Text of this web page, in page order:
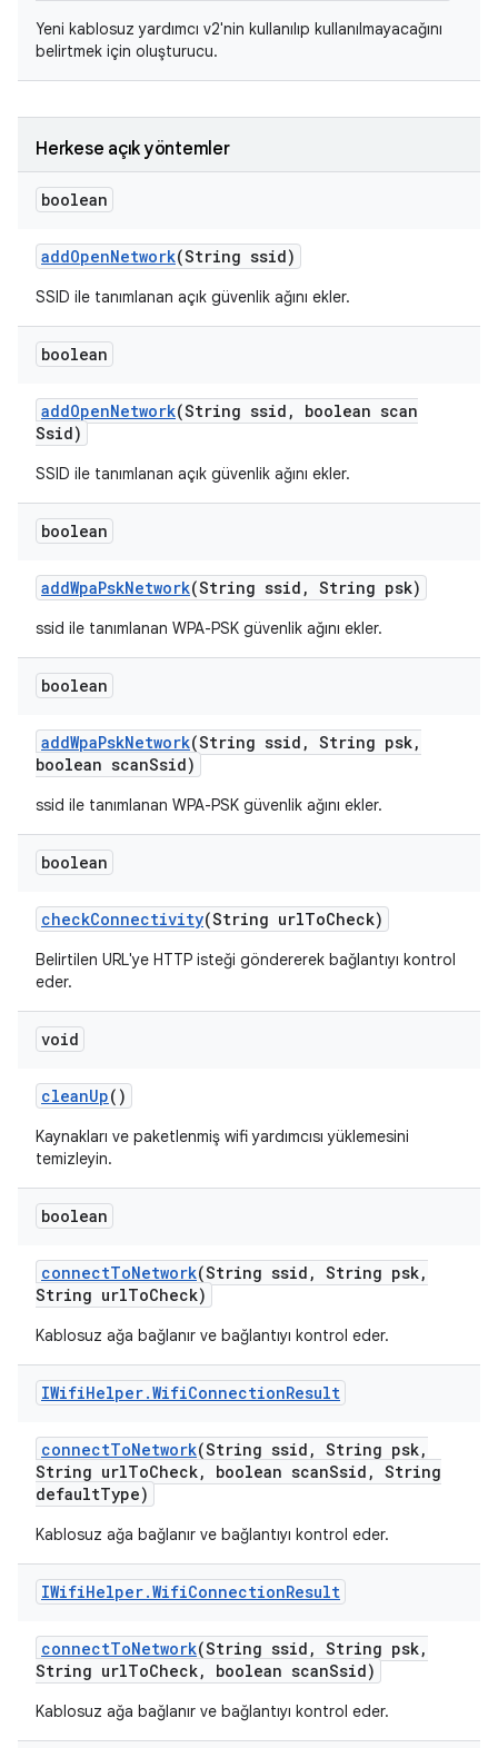
Yeni kablosuz yardımcı v2'nin kullanılıp kullanılmayacağını
belirtmek için oluşturucu.
Herkese açık yöntemler
boolean
addOpenNetwork(String ssid)
SSID ile tanımlanan açık güvenlik ağını ekler.
boolean
addOpenNetwork(String ssid ,
boolean scan
Ssid)
SSID ile tanımlanan açık güvenlik ağını ekler.
boolean
addWpaPskNetwork(String ssid , String psk)
ssid ile tanımlanan WPA-PSK güvenlik ağını ekler.
boolean
addWpaPskNetwork(String ssid , String psk,
boolean scanSsid)
ssid ile tanımlanan WPA-PSK güvenlik ağını ekler.
boolean
checkConnectivity(String urlToCheck)
Belirtilen URL'ye HTTP isteği göndererek bağlantıyı kontrol
eder.
void
cleanUp()
Kaynakları ve paketlenmiş wifi yardımcısı yüklemesini
temizleyin.
boolean
connectToNetwork(String ssid , String psk,
String urlToCheck)
Kablosuz ağa bağlanır ve bağlantıyı kontrol eder.
IWifiHelper.WifiConnectionResult
connectToNetwork(String ssid , String psk,
String urlToCheck, boolean scanSsid , String
defaultType)
Kablosuz ağa bağlanır ve bağlantıyı kontrol eder.
IWifiHelper.WifiConnectionResult
connectToNetwork(String ssid , String psk,
String urlToCheck, boolean scanSsid)
Kablosuz ağa bağlanır ve bağlantıyı kontrol eder.